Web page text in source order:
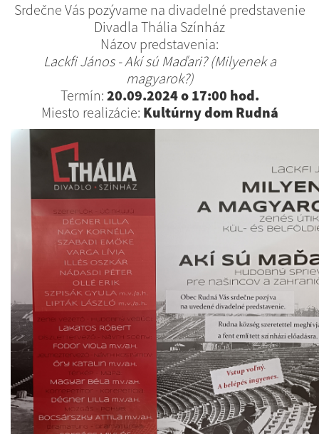
Srdečne Vás pozývame na divadelné predstavenie
Divadla Thália Színház
Názov predstavenia:
Lackfi János - Akí sú Maďari? (Milyenek a
magyarok?)
Termín: 20.09.2024 o 17:00 hod.
Miesto realizácie: Kultúrny dom Rudná